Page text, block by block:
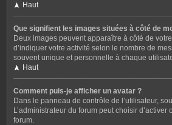
Haut
Que signifient les images situées à côté de
Deux images peuvent apparaître à côté de
d’indiquer votre activité selon le nombre de
souvent unique et personnelle à chaque
Haut
Comment puis-je afficher un avatar ?
Dans le panneau de contrôle de l’utilisateur,
L’administrateur du forum peut choisir
forum.